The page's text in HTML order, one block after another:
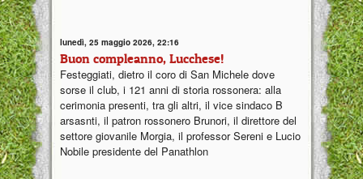
lunedì, 25 maggio 2026, 22:16
Buon compleanno, Lucchese!
Festeggiati, dietro il coro di San Michele dove
sorse il club, i 121 anni di storia rossonera: alla
cerimonia presenti, tra gli altri, il vice sindaco B
arsasnti, il patron rossonero Brunori, il direttore del
settore giovanile Morgia, il professor Sereni e Lucio
Nobile presidente del Panathlon